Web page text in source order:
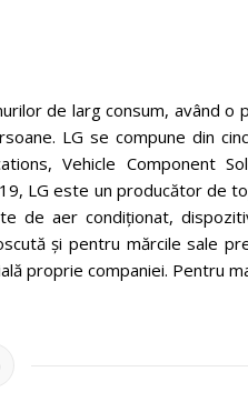
de larg consum, având o
LG se compune din
Vehicle Component
LG este un producător de
de aer condiționat,
și pentru mărcile sale
proprie companiei. Pentru